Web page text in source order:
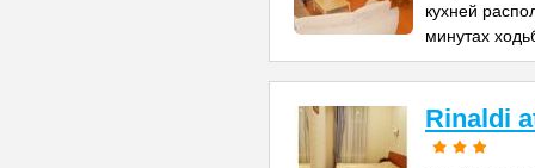
кухней
минутах
Rinaldi